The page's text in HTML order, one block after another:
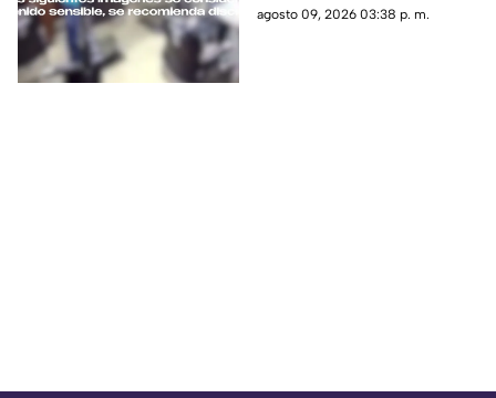
en redes sociales; autoridades
agosto 09, 2026 03:38 p. m.